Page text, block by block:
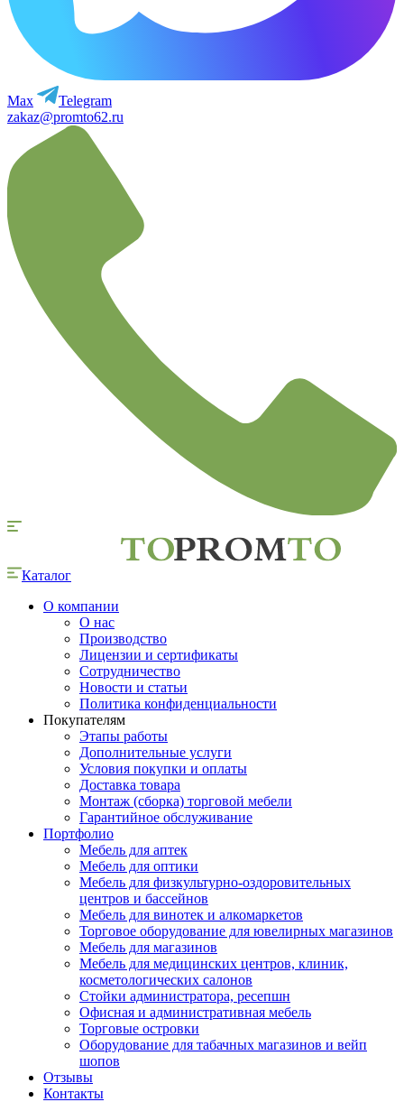
Max
Telegram
zakaz@promto62.ru
Каталог
О компании
О нас
Производство
Лицензии и сертификаты
Сотрудничество
Новости и статьи
Политика конфиденциальности
Покупателям
Этапы работы
Дополнительные услуги
Условия покупки и оплаты
Доставка товара
Монтаж (сборка) торговой мебели
Гарантийное обслуживание
Портфолио
Мебель для аптек
Мебель для оптики
Мебель для физкультурно-оздоровительных
центров и бассейнов
Мебель для винотек и алкомаркетов
Торговое оборудование для ювелирных магазинов
Мебель для магазинов
Мебель для медицинских центров, клиник,
косметологических салонов
Стойки администратора, ресепшн
Офисная и административная мебель
Торговые островки
Оборудование для табачных магазинов и вейп
шопов
Отзывы
Контакты